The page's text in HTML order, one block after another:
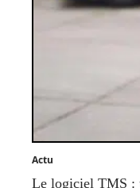
Actu
Le logiciel TMS :